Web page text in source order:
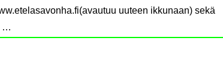
uuteen ikkunaan) sekä
…